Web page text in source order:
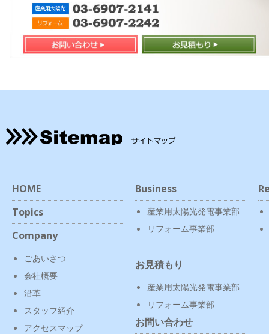
HOME
Topics
Company
ごあいさつ
会社概要
沿革
スタッフ紹介
アクセスマップ
Business
産業用太陽光発電事業部
リフォーム事業部
お見積もり
産業用太陽光発電事業部
リフォーム事業部
お問い合わせ